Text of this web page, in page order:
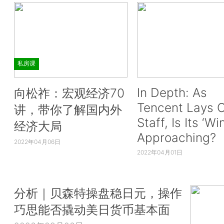
私房课
向松祚：宏观经济70
讲，带你了解国内外
经济大局
2022年04月06日
In Depth: As
Tencent Lays
Staff, Is Its
Approaching?
2022年04月01日
分析｜贝森特操盘稳日元，操作
巧思能否撬动美日货币基本面